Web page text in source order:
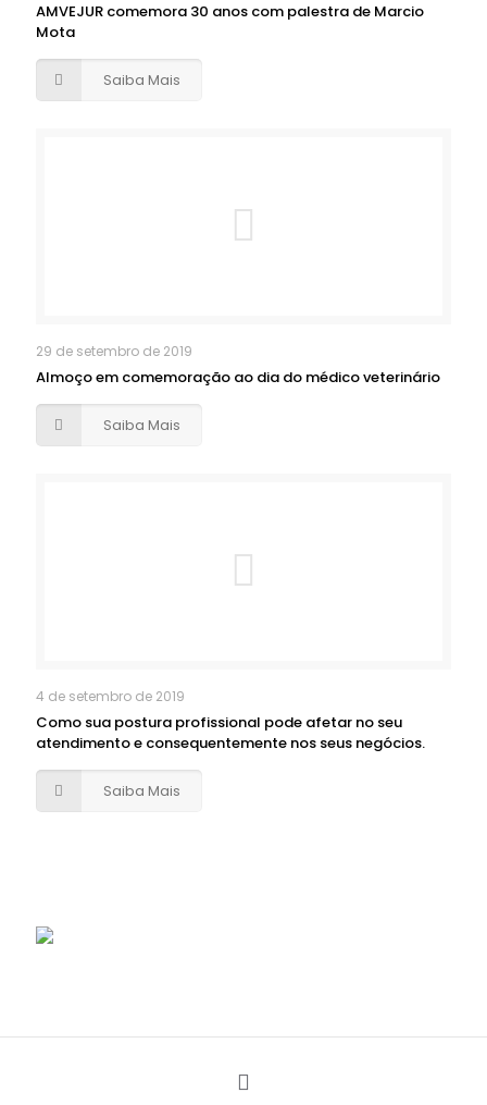
AMVEJUR comemora 30 anos com palestra de Marcio
Mota
Saiba Mais
29 de setembro de 2019
Almoço em comemoração ao dia do médico veterinário
Saiba Mais
4 de setembro de 2019
Como sua postura profissional pode afetar no seu
atendimento e consequentemente nos seus negócios.
Saiba Mais